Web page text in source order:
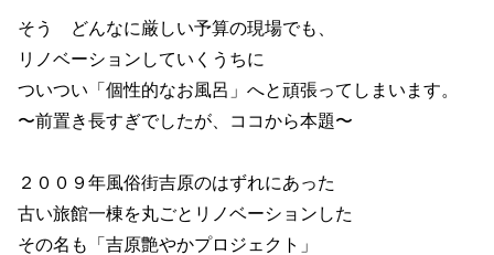
そう どんなに厳しい予算の現場でも、
リノベーションしていくうちに
ついつい「個性的なお風呂」へと頑張ってしまいます。
〜前置き長すぎでしたが、ココから本題〜
２００９年風俗街吉原のはずれにあった
古い旅館一棟を丸ごとリノベーションした
その名も「吉原艶やかプロジェクト」